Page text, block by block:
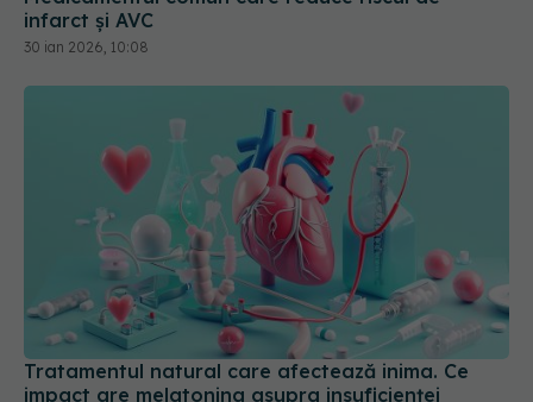
Tratamentul natural care afectează inima. Ce
impact are melatonina asupra insuficienței
cardiace
23 apr 2026, 12:30